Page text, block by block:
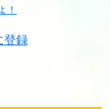
！
登録